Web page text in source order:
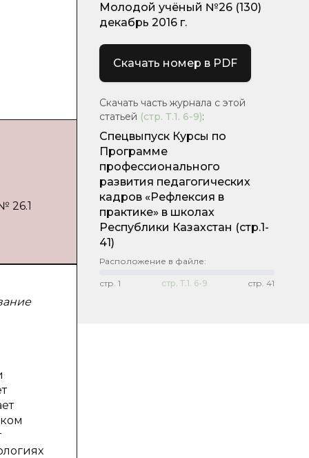
26.1
Молодой учёный №26 (130)
декабрь 2016 г.
Скачать номер в PDF
Скачать часть журнала с этой
статьей (стр. Т.1. 6-9):
Спецвыпуск Курсы по
Программе
профессионального
развития педагогических
кадров «Рефлексия в
практике» в школах
Республики Казахстан (стр.1-
41)
Расположение в файле:
стр. 1 стр. Т.1. 6-9 стр. 41